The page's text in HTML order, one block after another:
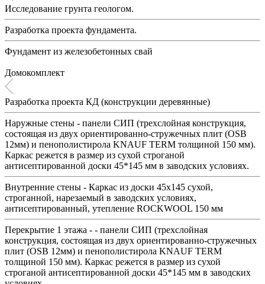
Исследование грунта геологом.
Разработка проекта фундамента.
Фундамент из железобетонных свай
Домокомплект
Разработка проекта КД (конструкции деревянные)
Наружные стены - панели СИП (трехслойная конструкция,
состоящая из двух ориентированно-стружечных плит (OSB
12мм) и пенополистирола KNAUF TERM толщиной 150 мм).
Каркас режется в размер из сухой строганой
антисептированной доски 45*145 мм в заводских условиях.
Внутренние стены - Каркас из доски 45х145 сухой,
строганной, нарезаемый в заводских условиях,
антисептированный, утепление ROCKWOOL 150 мм
Перекрытие 1 этажа - - панели СИП (трехслойная
конструкция, состоящая из двух ориентированно-стружечных
плит (OSB 12мм) и пенополистирола KNAUF TERM
толщиной 150 мм). Каркас режется в размер из сухой
строганой антисептированной доски 45*145 мм в заводских